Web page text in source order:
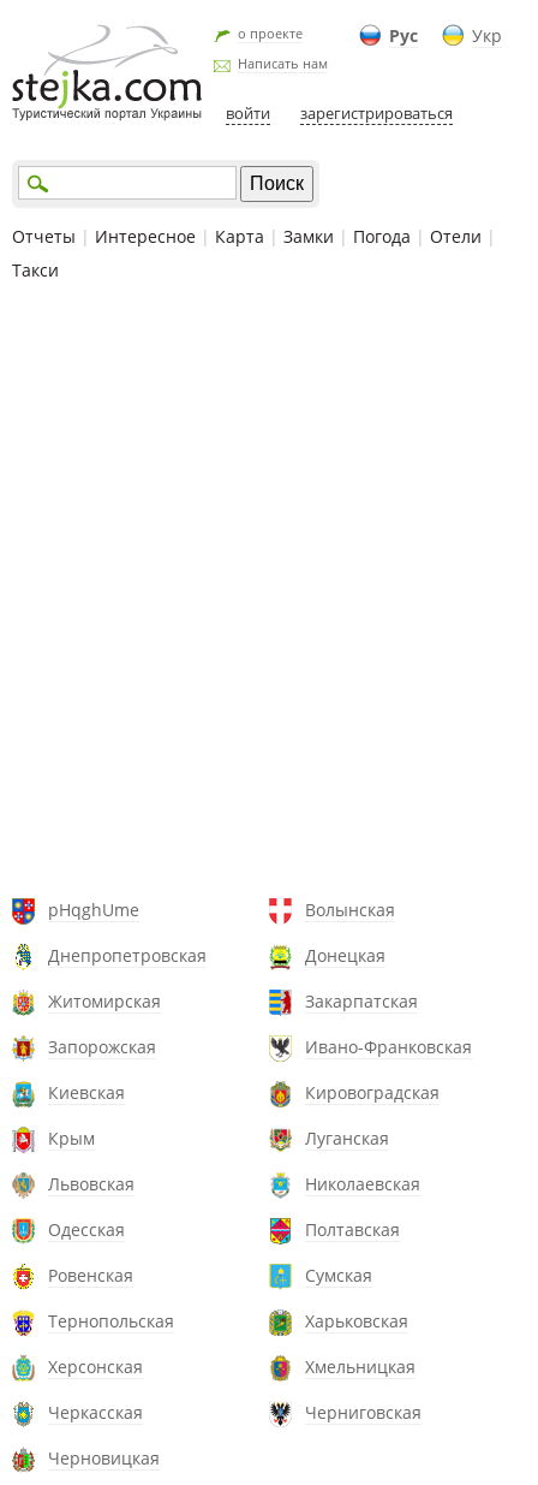
Рус Укр
о проекте
Написать нам
войти зарегистрироваться
Отчеты | Интересное | Карта | Замки | Погода | Отели |
Такси
pHqghUme
Волынская
Днепропетровская
Донецкая
Житомирская
Закарпатская
Запорожская
Ивано-Франковская
Киевская
Кировоградская
Крым
Луганская
Львовская
Николаевская
Одесская
Полтавская
Ровенская
Сумская
Тернопольская
Харьковская
Херсонская
Хмельницкая
Черкасская
Черниговская
Черновицкая